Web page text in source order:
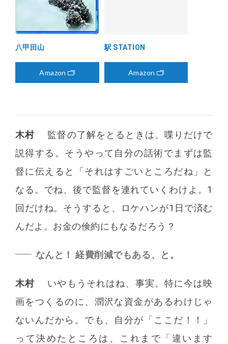
八甲田山
Amazon
駅 STATION
Amazon
木村
監督の了解をとるときは、喋りだけで
説得する。そうやって自分の話術でまずは監
督に伝えると「それはすごいところだね」と
なる。でね、後で監督を連れていくわけよ。1
回だけね。そうすると、ロケハンが1日で済む
んだよ。お金の倹約にもなるだろう？
なんと！ 経費削減でもある、と。
木村
いやもうそれはね、事実。特に今は映
画をつくるのに、潤沢な資金があるわけじゃ
ないんだから。でも、自分が「ここだ！！」
って決めたところは、これまで「違います